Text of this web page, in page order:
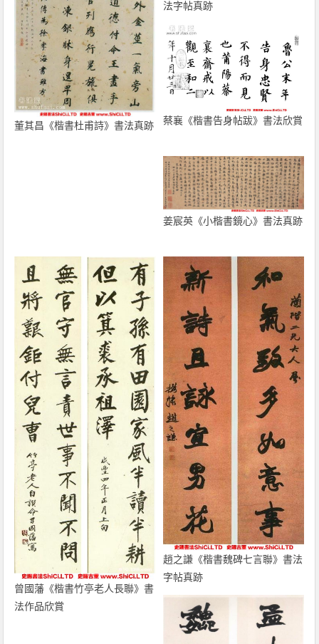
董其昌《楷書杜甫詩》書法真跡
法字帖真跡
蔡襄《楷書告身帖跋》書法欣賞
姜宸英《小楷書鏡心》書法真跡
曾國藩《楷書竹亭老人長聯》書
法作品欣賞
趙之謙《楷書魏碑七言聯》書法
字帖真跡